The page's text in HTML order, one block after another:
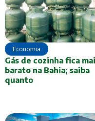
Economia
Gás de cozinha fica
barato na Bahia; saiba
quanto